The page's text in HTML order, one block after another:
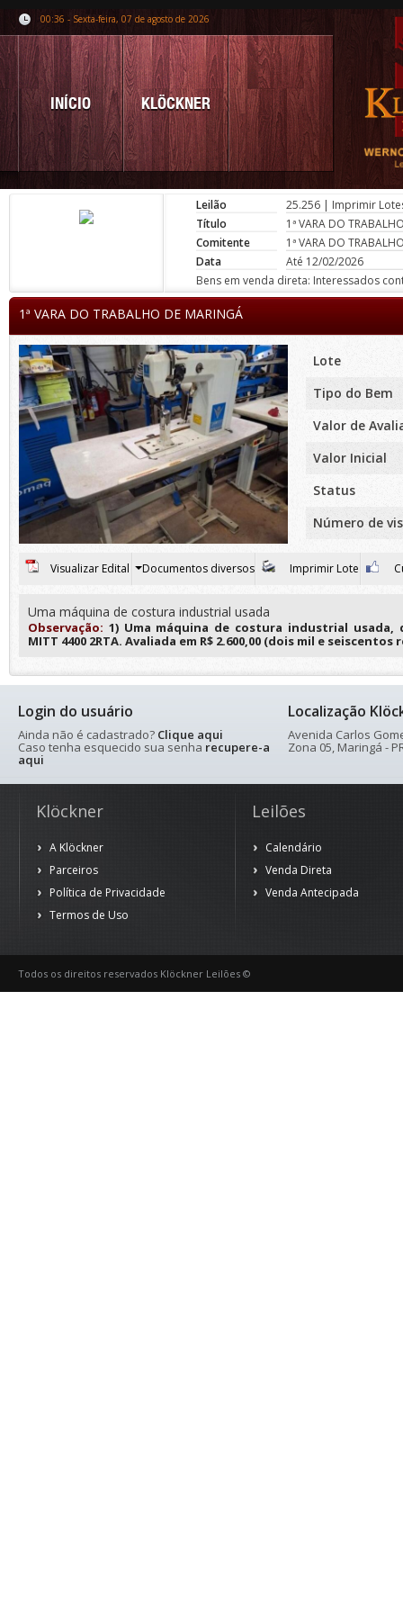
00:36 - Sexta-feira, 07 de agosto de 2026
INÍCIO KLÖCKNER
Leilão 25.256 | Imprimir
Título
1ª VARA DO
Comitente
1ª VARA DO
Data
Até 12/02/2026
Bens em venda direta: Interessados
1ª VARA DO TRABALHO DE MARINGÁ
Lote
Tipo do Bem
Valor de
Valor Inicial
Status
Número de
Visualizar Edital Documentos diversos Imprimir Lote
Uma máquina de costura industrial usada
Observação: 1) Uma máquina de costura industrial usada,
MITT 4400 2RTA. Avaliada em R$ 2.600,00 (dois mil e seiscentos
Login do usuário
Ainda não é cadastrado? Clique aqui
Caso tenha esquecido sua senha recupere-a
aqui
Localização
Avenida Carlos
Zona 05, Maringá -
Klöckner
A Klöckner
Parceiros
Política de Privacidade
Termos de Uso
Leilões
Calendário
Venda Direta
Venda Antecipada
Todos os direitos reservados Klöckner Leilões ©